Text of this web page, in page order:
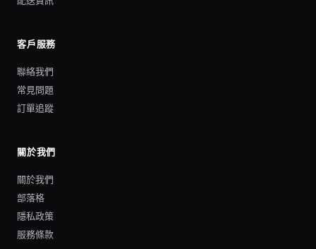
客戶服務
聯絡我們
常見問題
訂單追蹤
關於我們
關於我們
部落格
隱私政策
服務條款